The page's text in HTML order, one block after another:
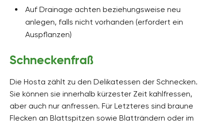
Auf Drainage achten beziehungsweise neu
anlegen, falls nicht vorhanden (erfordert ein
Auspflanzen)
Schneckenfraß
Die Hosta zählt zu den Delikatessen der Schnecken.
Sie können sie innerhalb kürzester Zeit kahlfressen,
aber auch nur anfressen. Für Letzteres sind braune
Flecken an Blattspitzen sowie Blatträndern oder im